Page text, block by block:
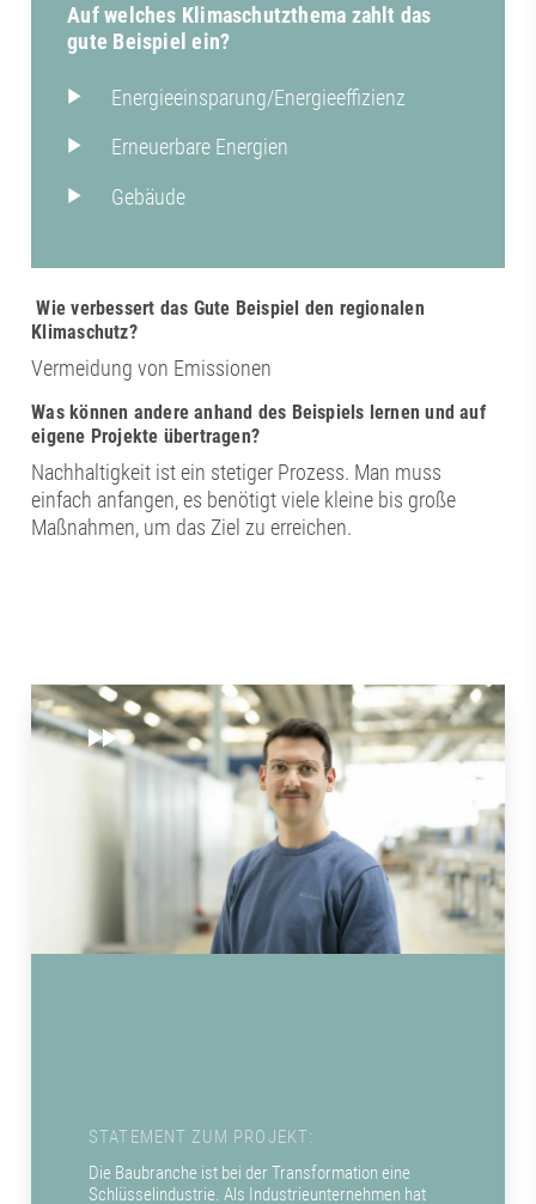
Auf welches Klimaschutzthema zahlt das
gute Beispiel ein?
Energieeinsparung/Energieeffizienz
Erneuerbare Energien
Gebäude
Wie verbessert das Gute Beispiel den regionalen
Klimaschutz?
Vermeidung von Emissionen
Was können andere anhand des Beispiels lernen und auf
eigene Projekte übertragen?
Nachhaltigkeit ist ein stetiger Prozess. Man muss
einfach anfangen, es benötigt viele kleine bis große
Maßnahmen, um das Ziel zu erreichen.
STATEMENT ZUM PROJEKT:
Die Baubranche ist bei der Transformation eine
Schlüsselindustrie. Als Industrieunternehmen hat